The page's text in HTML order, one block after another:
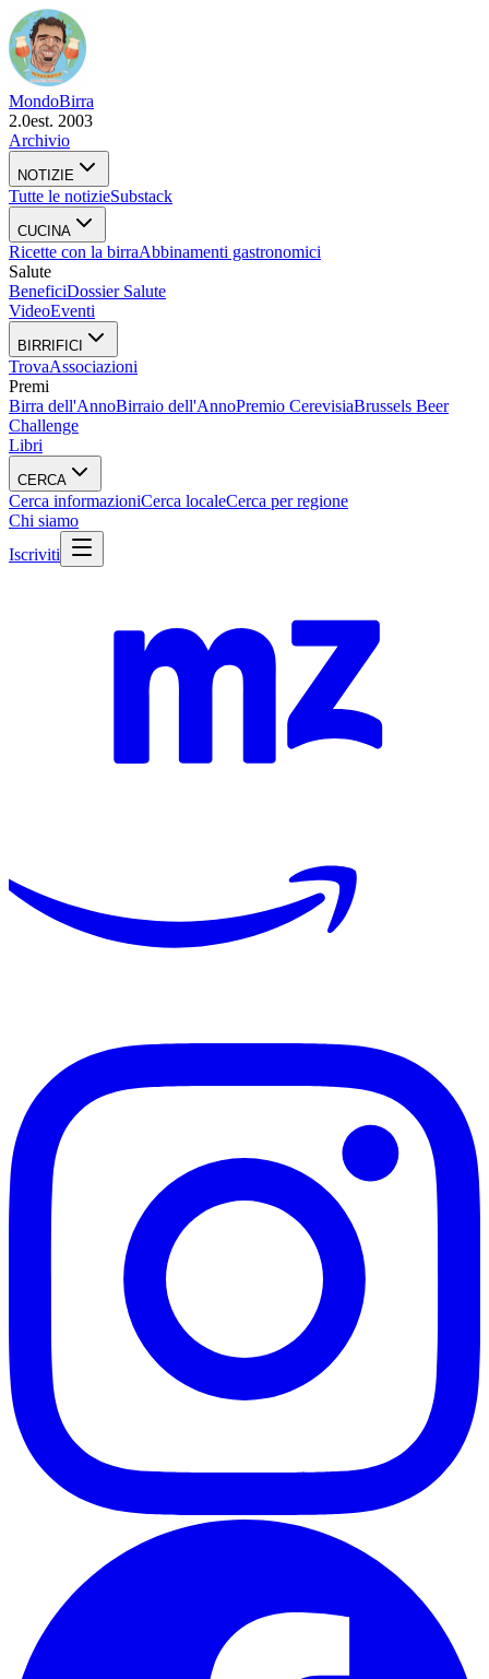
MondoBirra
2.0est. 2003
Archivio
NOTIZIE
Tutte le notizieSubstack
CUCINA
Ricette con la birraAbbinamenti gastronomici
Salute
BeneficiDossier Salute
VideoEventi
BIRRIFICI
TrovaAssociazioni
Premi
Birra dell'AnnoBirraio dell'AnnoPremio CerevisiaBrussels Beer
Challenge
Libri
CERCA
Cerca informazioniCerca localeCerca per regione
Chi siamo
Iscriviti